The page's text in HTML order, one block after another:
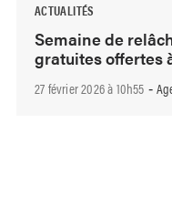
ACTUALITÉS
Semaine de
gratuites offertes
27 février 2026 à 10h55 -